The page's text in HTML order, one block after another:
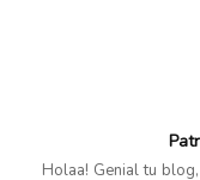
Holaa! Genial tu